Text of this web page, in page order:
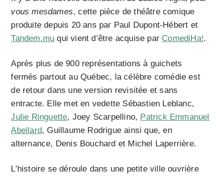
vous mesdames, cette pièce de théâtre comique
produite depuis 20 ans par Paul Dupont-Hébert et
Tandem.mu qui vient d’être acquise par ComediHa!.
Après plus de 900 représentations à guichets
fermés partout au Québec, la célèbre comédie est
de retour dans une version revisitée et sans
entracte. Elle met en vedette Sébastien Leblanc,
Julie Ringuette, Joey Scarpellino, Patrick Emmanuel
Abellard, Guillaume Rodrigue ainsi que, en
alternance, Denis Bouchard et Michel Laperrière.
L’histoire se déroule dans une petite ville ouvrière